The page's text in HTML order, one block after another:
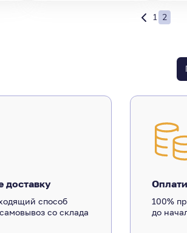
1 2
доставку
способ
со склада
100%
до